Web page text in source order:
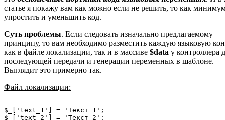
статье я покажу вам как можно если не решить, то как
упростить и уменьшить код.
Суть проблемы. Если следовать изначально предлагаемому
принципу, то вам необходимо разместить каждую языковую
как в файле локализации, так и в массиве $data у контроллера
последующей передачи и генерации переменных в шаблоне.
Выглядит это примерно так.
Файл локализации:
$_['text_1'] = 'Текст 1';
$_['text_2'] = 'Текст 2';